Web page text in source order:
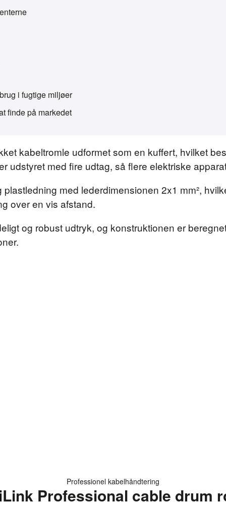
kabeltromle udformet som en kuffert, hvilket
udstyret med fire udtag, så flere elektriske
med lederdimensionen 2x1 mm²,
over en vis afstand.
og robust udtryk, og konstruktionen er
i fugtige miljøer
finde på markedet
Professionel kabelhåndtering
Professional cable drum